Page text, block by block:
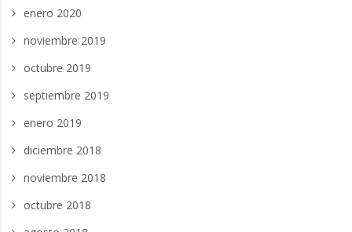
enero 2020
noviembre 2019
octubre 2019
septiembre 2019
enero 2019
diciembre 2018
noviembre 2018
octubre 2018